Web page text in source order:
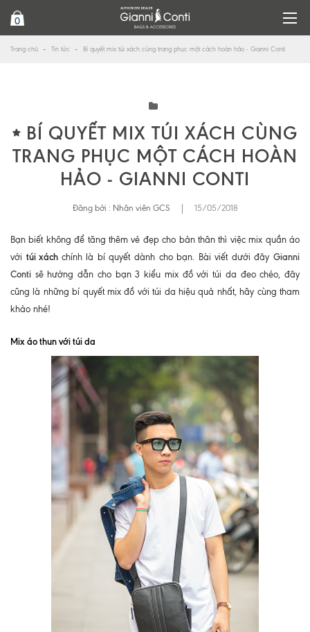
0
Trang chủ Tin tức Bí quyết mix túi xách cùng trang phục một cách hoàn hảo - Gianni Conti
BÍ QUYẾT MIX TÚI XÁCH CÙNG
TRANG PHỤC MỘT CÁCH HOÀN
HẢO - GIANNI CONTI
Đăng bởi : Nhân viên GCS 15/05/2018
Bạn biết không để tăng thêm vẻ đẹp cho bản thân thì việc mix quần áo
với túi xách chính là bí quyết dành cho bạn. Bài viết dưới đâyGianni
Conti sẽ hướng dẫn cho bạn 3 kiểu mix đồ với túi da đeo chéo, đây
cũng là những bí quyết mix đồ với túi da hiệu quả nhất, hãy cùng tham
khảo nhé!
Mix áo thun với túi da